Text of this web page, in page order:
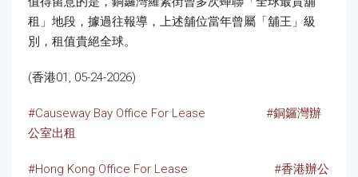
租」地段，據過往報導，上述舖位當年曾屬「舖王」級
別，租值貴絕全球。
(香港01, 05-24-2026)
#Causeway Bay Office For Lease
#銅鑼灣辦
公室出租
#Hong Kong Office For Lease
#香港辦公